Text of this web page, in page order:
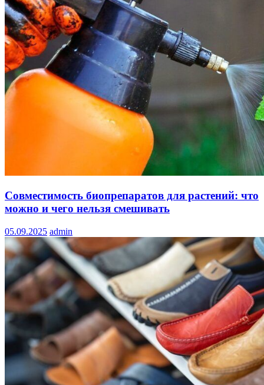
Совместимость биопрепаратов для растений: что
можно и чего нельзя смешивать
05.09.2025 admin